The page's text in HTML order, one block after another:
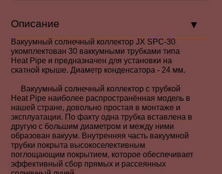
Описание
Вакуумный солнечный коллекторJX SPС-30
укомплектован 30 ваккумными трубками типа
Heat Pipe и предназначен для установки на
скатной крыше. Диаметр конденсатора - 24 мм.
Вакуумный солнечный коллектор с трубкой
Heat Pipe наиболее распространённая модель в
нашей стране, довольно простая в монтаже и
эксплуатации. По факту одна трубка вставлена в
другую с большим диаметром и между ними
образован вакуум. Внутренняя часть вакуумной
трубки покрыта высокоселективным
поглощающим покрытием, которое обеспечивает
эффективный сбор прямых и рассеянных